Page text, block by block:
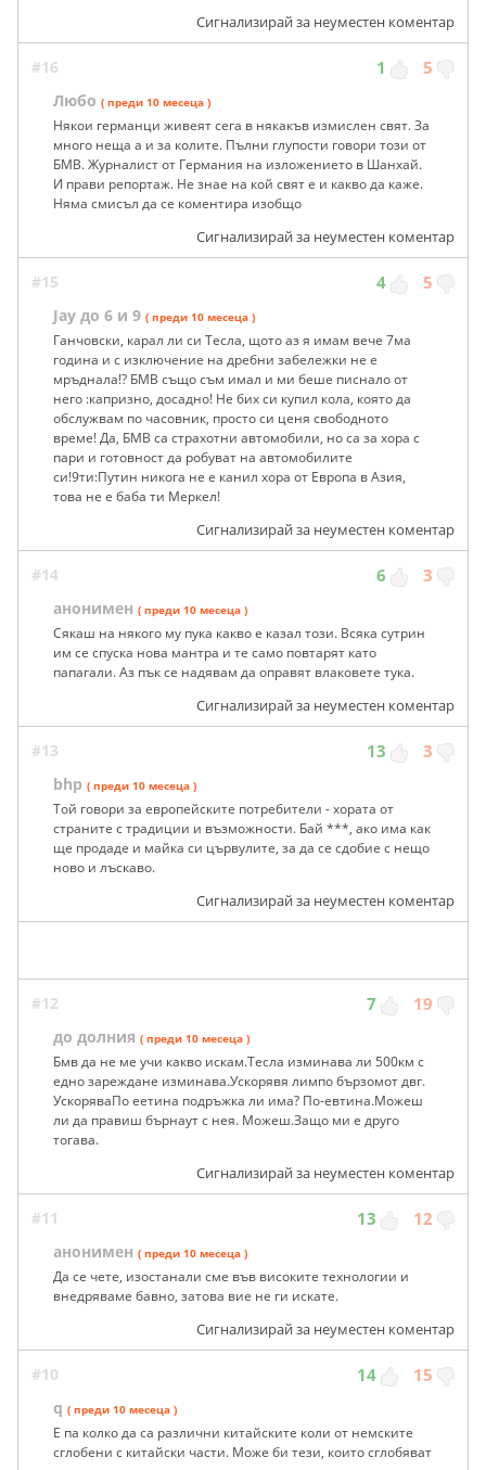
Сигнализирай за неуместен коментар
#16 1 5
Любо ( преди 10 месеца )
Някои германци живеят сега в някакъв измислен свят. За
много неща а и за колите. Пълни глупости говори този от
БМВ. Журналист от Германия на изложението в Шанхай.
И прави репортаж. Не знае на кой свят е и какво да каже.
Няма смисъл да се коментира изобщо
Сигнализирай за неуместен коментар
#15 4 5
Jay до 6 и 9 ( преди 10 месеца )
Ганчовски, карал ли си Тесла, щото аз я имам вече 7ма
година и с изключение на дребни забележки не е
мръднала!? БМВ също съм имал и ми беше писнало от
него :капризно, досадно! Не бих си купил кола, която да
обслужвам по часовник, просто си ценя свободното
време! Да, БМВ са страхотни автомобили, но са за хора с
пари и готовност да робуват на автомобилите
си!9ти:Путин никога не е канил хора от Европа в Азия,
това не е баба ти Меркел!
Сигнализирай за неуместен коментар
#14 6 3
анонимен ( преди 10 месеца )
Сякаш на някого му пука какво е казал този. Всяка сутрин
им се спуска нова мантра и те само повтарят като
папагали. Аз пък се надявам да оправят влаковете тука.
Сигнализирай за неуместен коментар
#13 13 3
bhp ( преди 10 месеца )
Той говори за европейските потребители - хората от
страните с традиции и възможности. Бай ***, ако има как
ще продаде и майка си цървулите, за да се сдобие с нещо
ново и лъскаво.
Сигнализирай за неуместен коментар
#12 7 19
до долния ( преди 10 месеца )
Бмв да не ме учи какво искам.Тесла изминава ли 500км с
едно зареждане изминава.Ускорявя лимпо бързомот двг.
УскоряваПо еетина подръжка ли има? По-евтина.Можеш
ли да правиш бърнаут с нея. Можеш.Защо ми е друго
тогава.
Сигнализирай за неуместен коментар
#11 13 12
анонимен ( преди 10 месеца )
Да се чете, изостанали сме във високите технологии и
внедряваме бавно, затова вие не ги искате.
Сигнализирай за неуместен коментар
#10 14 15
q ( преди 10 месеца )
Е па колко да са различни китайските коли от немските
сглобени с китайски части. Може би тези, които сглобяват